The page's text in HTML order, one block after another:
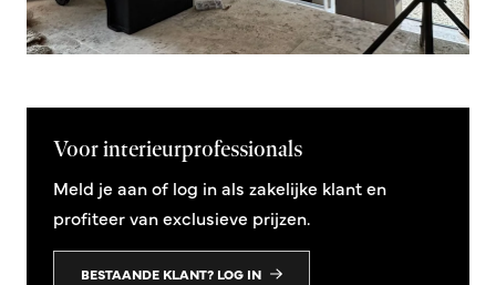
Voor interieurprofessionals
Meld je aan of log in als zakelijke klant en
profiteer van exclusieve prijzen.
BESTAANDE KLANT? LOG IN